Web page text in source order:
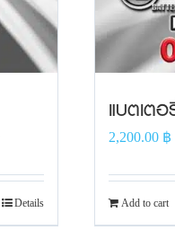
Details
แบตเต
2,200.00 ฿
Add to cart